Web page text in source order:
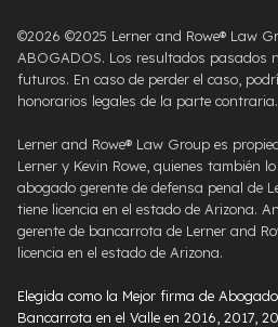
©2026 ©2025 Lerner and Rowe® Law
ABOGADOS. Los resultados pasados
futuros. En caso de perder el caso,
honorarios legales de la parte contraria.
Lerner and Rowe® Law Group es
Lerner y Kevin Rowe, quienes también
abogado gerente de defensa penal de
tiene licencia en el estado de Arizona.
gerente de bancarrota de Lerner and
licencia en el estado de Arizona.
Elegida como la Mejor firma de
Bancarrota en el Valle en 2016, 2017,